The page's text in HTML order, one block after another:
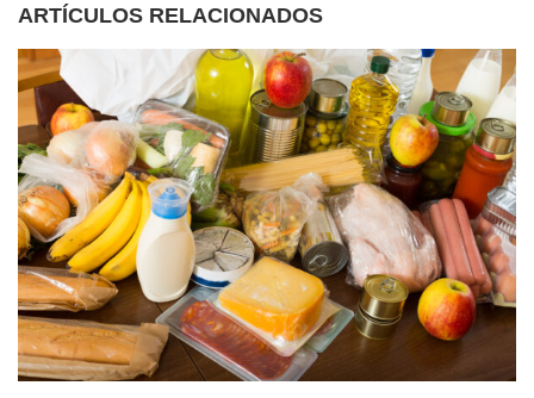
ARTÍCULOS RELACIONADOS